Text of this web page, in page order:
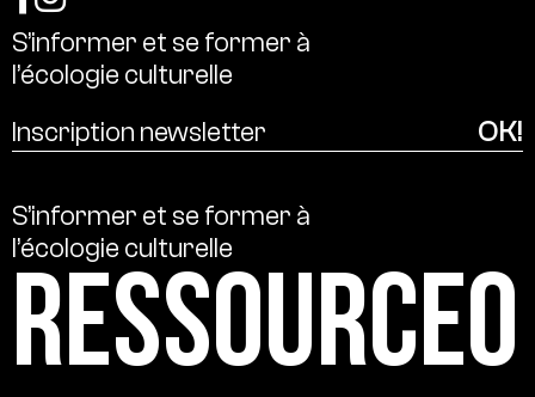
S’informer et se former à
l’écologie culturelle
S’informer et se former à
l’écologie culturelle
Ressource0